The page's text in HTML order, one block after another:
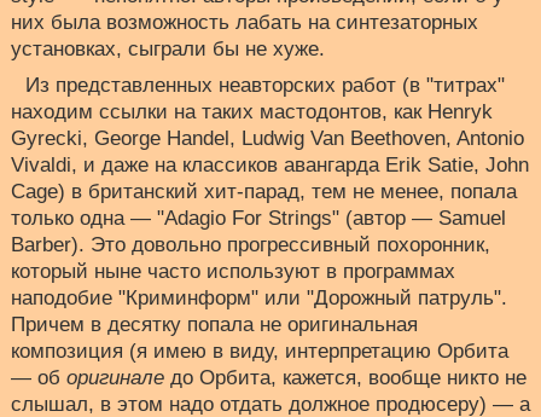
них была возможность лабать на синтезаторных
установках, сыграли бы не хуже.
Из представленных неавторских работ (в "титрах"
находим ссылки на таких мастодонтов, как Henryk
Gуrecki, George Handel, Ludwig Van Beethoven, Antonio
Vivaldi, и даже на классиков авангарда Erik Satie, John
Cage) в британский хит-парад, тем не менее, попала
только одна — "Adagio For Strings" (автор — Samuel
Barber). Это довольно прогрессивный похоронник,
который ныне часто используют в программах
наподобие "Криминформ" или "Дорожный патруль".
Причем в десятку попала не оригинальная
композиция (я имею в виду, интерпретацию Орбита
— об оригинале до Орбита, кажется, вообще никто не
слышал, в этом надо отдать должное продюсеру) — а